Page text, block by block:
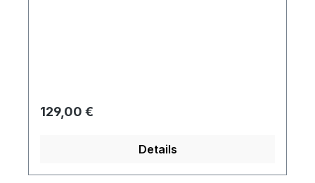
Regulärer Preis:
129,00 €
Details